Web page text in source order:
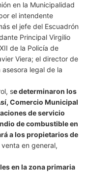
en la Municipalidad
el intendente
el jefe del Escuadrón
Principal Virgilio
de la Policía de
Viera; el director de
legal de la
se determinaron los
Comercio Municipal
de servicio
de combustible en
a los propietarios de
en general,
en la zona primaria